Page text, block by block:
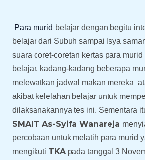
Para murid belajar dengan begitu
belajar dari Subuh sampai Isya
suara coret-coretan kertas para murid
belajar, kadang-kadang beberapa
melewatkan jadwal makan mereka
akibat kelelahan belajar untuk
dilaksanakannya tes ini. Sementara
SMAIT As-Syifa Wanareja
percobaan untuk melatih para murid
mengikuti TKA pada tanggal 3